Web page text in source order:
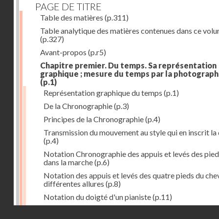
PAGE DE TITRE
Table des matières (p.311)
Table analytique des matières contenues dans ce
(p.327)
Avant-propos (p.r5)
Chapitre premier. Du temps. Sa représentation
graphique ; mesure du temps par la
(p.1)
Représentation graphique du temps (p.1)
De la Chronographie(p.3)
Principes de la Chronographie(p.4)
Transmission du mouvement au style qui en inscrit la
(p.4)
Notation Chronographie des appuis et levés des
dans la marche(p.6)
Notation des appuis et levés des quatre pieds du
différentes allures (p.8)
Notation du doigté d'un pianiste(p.11)